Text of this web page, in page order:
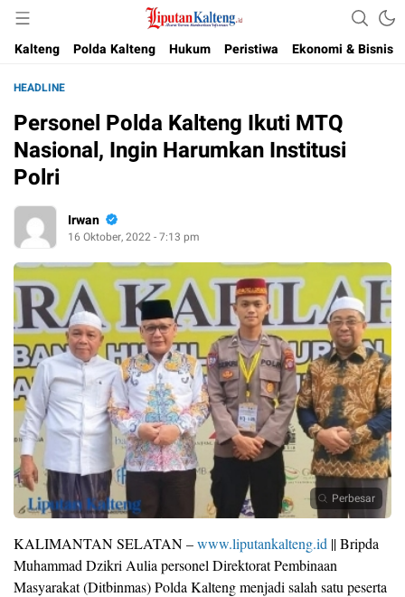
Liputan Kalteng
Akurat, Terpercaya & Independent
Kalteng
Polda Kalteng Hukum Peristiwa Ekonomi & Bisnis
HEADLINE
Personel Polda Kalteng Ikuti MTQ
Nasional, Ingin Harumkan Institusi
Polri
Irwan
16 Oktober, 2022 - 7:13 pm
Perbesar
KALIMANTAN SELATAN –www.liputankalteng.id || Bripda
Muhammad Dzikri Aulia personel Direktorat Pembinaan
Masyarakat (Ditbinmas) Polda Kalteng menjadi salah satu peserta